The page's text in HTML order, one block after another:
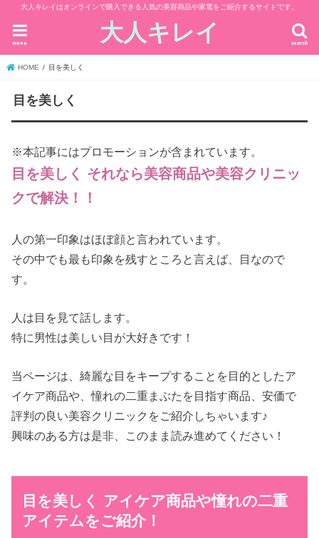
大人キレイはオンラインで購入できる人気の美容商品や家電をご紹介するサイトです。
大人キレイ search
menu
HOME 目を美しく
目を美しく
※本記事にはプロモーションが含まれています。
目を美しく それなら美容商品や美容クリニッ
クで解決！！
人の第一印象はほぼ顔と言われています。
その中でも最も印象を残すところと言えば、目なので
す。
人は目を見て話します。
特に男性は美しい目が大好きです！
当ページは、綺麗な目をキープすることを目的としたア
イケア商品や、憧れの二重まぶたを目指す商品、安価で
評判の良い美容クリニックをご紹介しちゃいます♪
興味のある方は是非、このまま読み進めてください！
目を美しく アイケア商品や憧れの二重
アイテムをご紹介！